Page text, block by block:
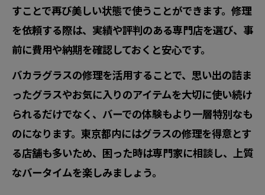
すことで再び美しい状態で使うことができます。修理
を依頼する際は、実績や評判のある専門店を選び、事
前に費用や納期を確認しておくと安心です。
バカラグラスの修理を活用することで、思い出の詰ま
ったグラスやお気に入りのアイテムを大切に使い続け
られるだけでなく、バーでの体験もより一層特別なも
のになります。東京都内にはグラスの修理を得意とす
る店舗も多いため、困った時は専門家に相談し、上質
なバータイムを楽しみましょう。